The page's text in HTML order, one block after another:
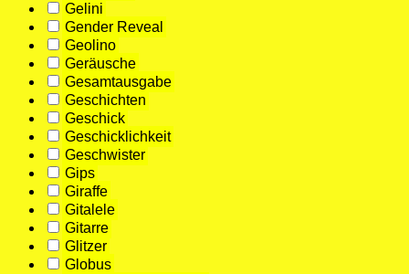
Gelini
Gender Reveal
Geolino
Geräusche
Gesamtausgabe
Geschichten
Geschick
Geschicklichkeit
Geschwister
Gips
Giraffe
Gitalele
Gitarre
Glitzer
Globus